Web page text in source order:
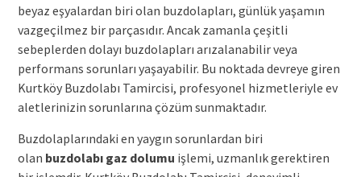
beyaz eşyalardan biri olan buzdolapları, günlük yaşamın
vazgeçilmez bir parçasıdır. Ancak zamanla çeşitli
sebeplerden dolayı buzdolapları arızalanabilir veya
performans sorunları yaşayabilir. Bu noktada devreye giren
Kurtköy Buzdolabı Tamircisi, profesyonel hizmetleriyle ev
aletlerinizin sorunlarına çözüm sunmaktadır.
Buzdolaplarındaki en yaygın sorunlardan biri
olan buzdolabı gaz dolumu işlemi, uzmanlık gerektiren